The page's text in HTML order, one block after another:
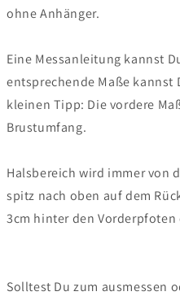
ohne Anhänger.
Eine Messanleitung kannst
entsprechende Maße kannst
kleinen Tipp: Die vordere
Brustumfang.
Halsbereich wird immer von
spitz nach oben auf dem
3cm hinter den
Solltest Du zum ausmessen